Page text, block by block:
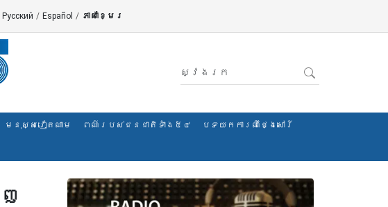
Русский / Español / ភាសាខ្មែរ
មនុស្សវៀតណាម ពណ៌របស់ជនជាតិទាំង៥៤ បទយកការណ៍ថ្ងៃសៅរ៍
ញ